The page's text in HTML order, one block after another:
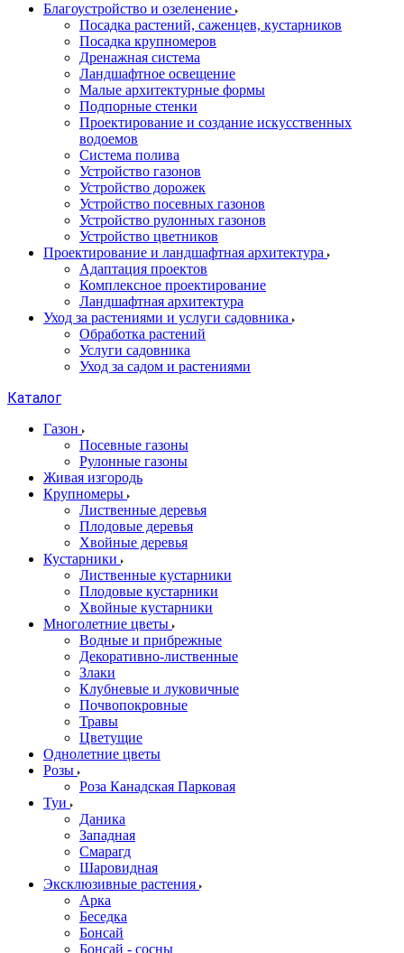
Благоустройство и озеленение
Посадка растений, саженцев, кустарников
Посадка крупномеров
Дренажная система
Ландшафтное освещение
Малые архитектурные формы
Подпорные стенки
Проектирование и создание искусственных
водоемов
Система полива
Устройство газонов
Устройство дорожек
Устройство посевных газонов
Устройство рулонных газонов
Устройство цветников
Проектирование и ландшафтная архитектура
Адаптация проектов
Комплексное проектирование
Ландшафтная архитектура
Уход за растениями и услуги садовника
Обработка растений
Услуги садовника
Уход за садом и растениями
Каталог
Газон
Посевные газоны
Рулонные газоны
Живая изгородь
Крупномеры
Лиственные деревья
Плодовые деревья
Хвойные деревья
Кустарники
Лиственные кустарники
Плодовые кустарники
Хвойные кустарники
Многолетние цветы
Водные и прибрежные
Декоративно-лиственные
Злаки
Клубневые и луковичные
Почвопокровные
Травы
Цветущие
Однолетние цветы
Розы
Роза Канадская Парковая
Туи
Даника
Западная
Смарагд
Шаровидная
Эксклюзивные растения
Арка
Беседка
Бонсай
Бонсай - сосны